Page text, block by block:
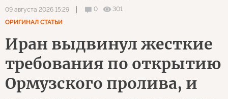
09 августа 2026 15:29 0
301
ОРИГИНАЛ СТАТЬИ
Иран выдвинул жесткие
требования по открытию
Ормузского пролива, и